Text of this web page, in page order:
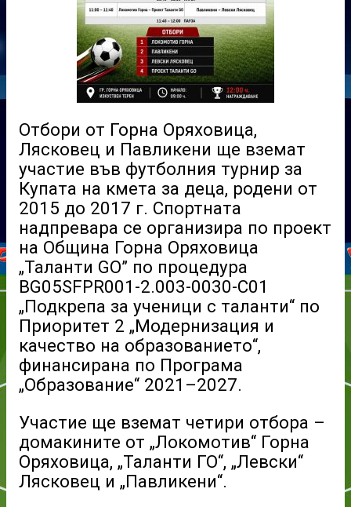
Отбори от Горна Оряховица,
Лясковец и Павликени ще вземат
участие във футболния турнир за
Купата на кмета за деца, родени от
2015 до 2017 г. Спортната
надпревара се организира по проект
на Община Горна Оряховица
„Таланти GO” пo процедура
BG05SFPR001-2.003-0030-C01
„Подкрепа за ученици с таланти“ по
Приоритет 2 „Модернизация и
качество на образованието“,
финансирана по Програма
„Образование“ 2021–2027.
Участие ще вземат четири отбора –
домакините от „Локомотив“ Горна
Оряховица, „Таланти ГО“, „Левски“
Лясковец и „Павликени“.